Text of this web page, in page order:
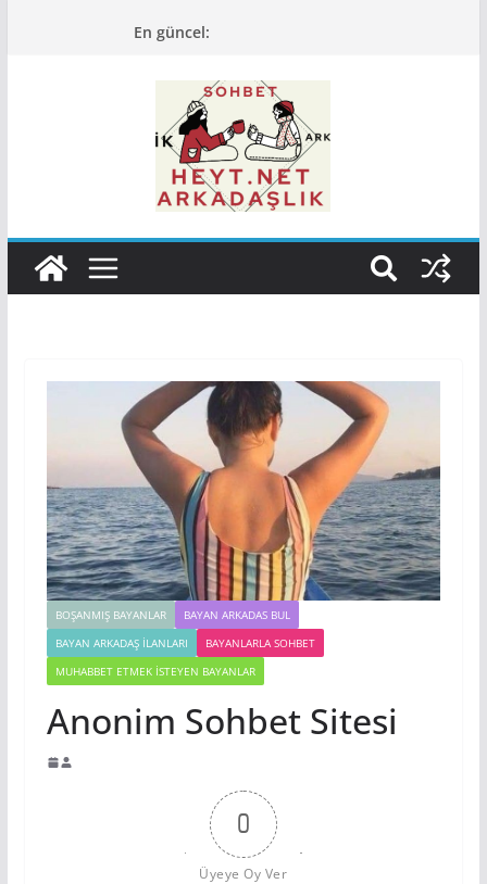
En güncel:
BOŞANMIŞ BAYANLAR
BAYAN ARKADAS BUL
BAYAN ARKADAŞ İLANLARI
BAYANLARLA SOHBET
MUHABBET ETMEK İSTEYEN BAYANLAR
Anonim Sohbet Sitesi
0
Üyeye Oy Ver